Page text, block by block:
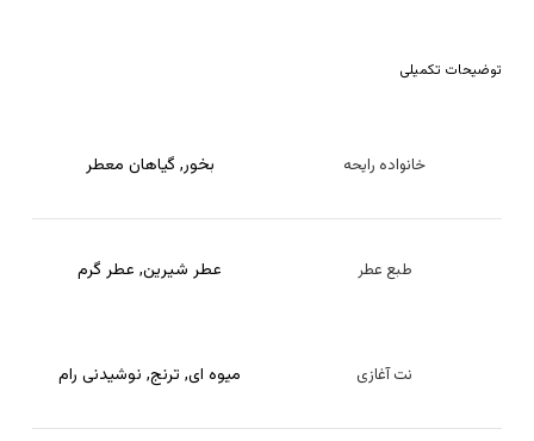
توضیحات تکمیلی
خانواده رایحه بخور, گیاهان معطر
طبع عطر عطر شیرین, عطر گرم
نت آغازی میوه ای, ترنج, نوشیدنی رام